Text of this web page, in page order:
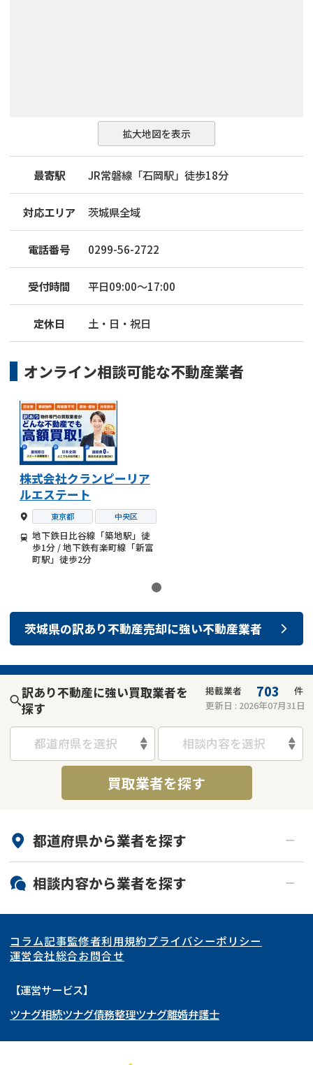
拡大地図を表示
最寄駅 JR常磐線「石岡駅」徒歩18分
対応エリア 茨城県全域
電話番号 0299-56-2722
受付時間 平日09:00～17:00
定休日 土・日・祝日
オンライン相談可能な不動産業者
株式会社クランピーリア
ルエステート
東京都 中央区
地下鉄日比谷線「築地駅」徒
歩1分 / 地下鉄有楽町線「新富
町駅」徒歩2分
茨城県の訳あり不動産売却に強い不動産業者
訳あり不動産に強い買取業者を
探す
掲載業者 703
件
更新日 : 2026年07月31日
都道府県を選択 相談内容を選択
買取業者を探す
都道府県から業者を探す
北海道・東北
北海道 青森県
岩手県 宮城県
秋田県
福島県
関東
東京都 神奈川県
埼玉県
茨城県 群馬県
東海
愛知県
岐阜県 山梨県
関西
大阪府 京都府
北陸・甲信越
相談内容から業者を探す
再建築不可
底地
ゴミ屋敷
リースバック
コラム記事監修者利用規約プライバシーポリシー
運営会社総合お問合せ
【運営サービス】
ツナグ相続ツナグ債務整理ツナグ離婚弁護士